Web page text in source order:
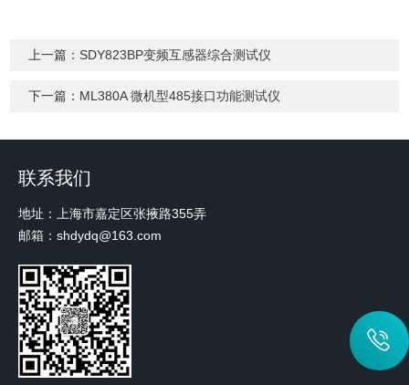
上一篇： SDY823BP变频互感器综合测试仪
下一篇： ML380A 微机型485接口功能测试仪
联系我们
地址：上海市嘉定区张掖路355弄
邮箱：shdydq@163.com